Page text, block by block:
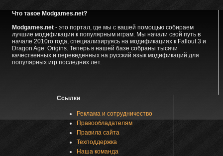
Что такое Modgames.net?
Modgames.net- это портал, где мы с вашей помощью собираем
лучшие модификации к популярным играм. Мы начали свой путь в
начале 2010го года, специализируясь на модификациях к Fallout 3 и
Dragon Age: Origins. Теперь в нашей базе собраны тысячи
качественных и переведенных на русский язык модификаций для
популярных игр последних лет.
Ссылки
Реклама и сотрудничество
Правообладателям
Правила сайта
Техподдержка
Наша команда